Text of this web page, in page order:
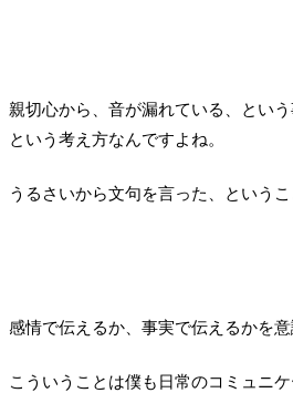
親切心から、音が漏れている、という
という考え方なんですよね。
うるさいから文句を言った、というこ
感情で伝えるか、事実で伝えるかを意
こういうことは僕も日常のコミュニ